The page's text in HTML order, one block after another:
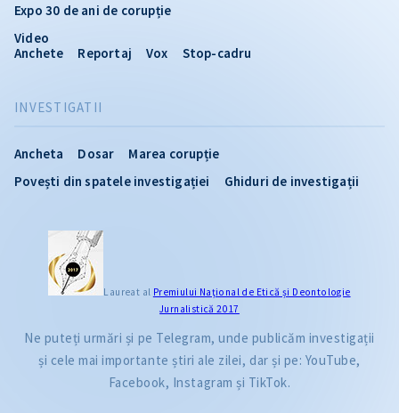
INVESTIGATII
Ancheta Dosar
Marea corupție
Povești din spatele investigației
Ghiduri de investigații
Expo 30 de ani de corupție
Video
Anchete
Reportaj Vox Stop-cadru
Laureat al Premiului Naţional de Etică și Deontologie
Jurnalistică 2017
Ne puteți urmări și pe Telegram, unde publicăm investigații
și cele mai importante știri ale zilei, dar și pe: YouTube,
Facebook, Instagram și TikTok.